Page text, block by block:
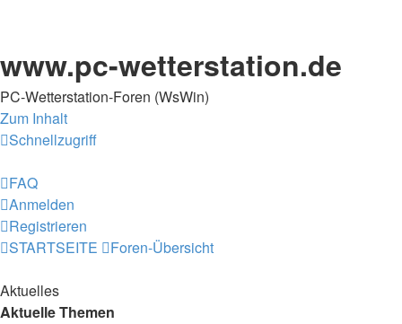
www.pc-wetterstation.de
PC-Wetterstation-Foren (WsWin)
Zum Inhalt
Schnellzugriff
FAQ
Anmelden
Registrieren
STARTSEITE
Foren-Übersicht
Aktuelles
Aktuelle Themen